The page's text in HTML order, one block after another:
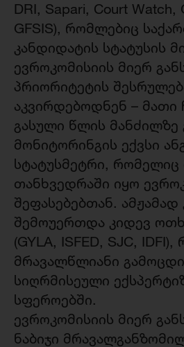
DRI, Sapari, Court Watch,
GFSIS), რომლებიც
კანდიდატის სტატუსის
ევროკომისიის მიერ
პრიორიტეტის
აკვირდებოდნენ –
გასული წლის მანძილზე
მონიტორინგის ექვსი
სტატუსმეტრი,
თანხვედრაში იყო
შეფასებებთან. ამჟამად
შემოუერთდა კიდევ
(GYLA, ISFED, SJC,
მრავალწლიანი
სიღრმისეული
სფეროებში.
ევროკომისიის მიერ
ნაბიჯი